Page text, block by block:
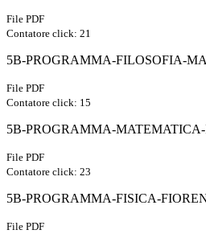
File PDF
Contatore click: 21
5B-PROGRAMMA-FILOSOFIA-
File PDF
Contatore click: 15
5B-PROGRAMMA-
File PDF
Contatore click: 23
5B-PROGRAMMA-FISICA-
File PDF